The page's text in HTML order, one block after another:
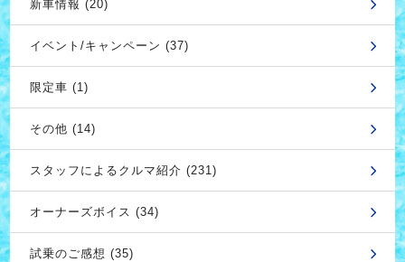
新車情報 (20)
イベント/キャンペーン (37)
限定車 (1)
その他 (14)
スタッフによるクルマ紹介 (231)
オーナーズボイス (34)
試乗のご感想 (35)